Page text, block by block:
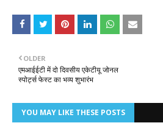
OLDER
एमआईईटी में दो दिवसीय एकेटीयू जोनल
स्पोर्ट्स फेस्ट का भव्य शुभारंभ
YOU MAY LIKE THESE POSTS